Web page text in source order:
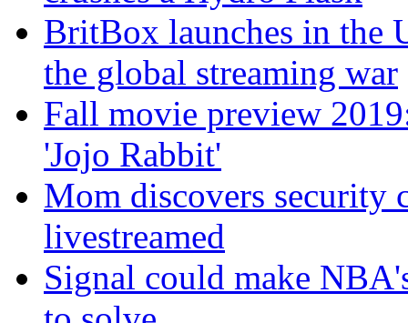
BritBox launches in the
the global streaming war
Fall movie preview
'Jojo Rabbit'
Mom discovers security
livestreamed
Signal could make